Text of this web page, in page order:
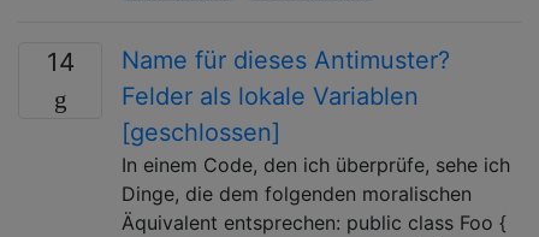
14
Name für dieses Antimuster?
Felder als lokale Variablen
[geschlossen]
In einem Code, den ich überprüfe, sehe ich
Dinge, die dem folgenden moralischen
Äquivalent entsprechen: public class Foo {